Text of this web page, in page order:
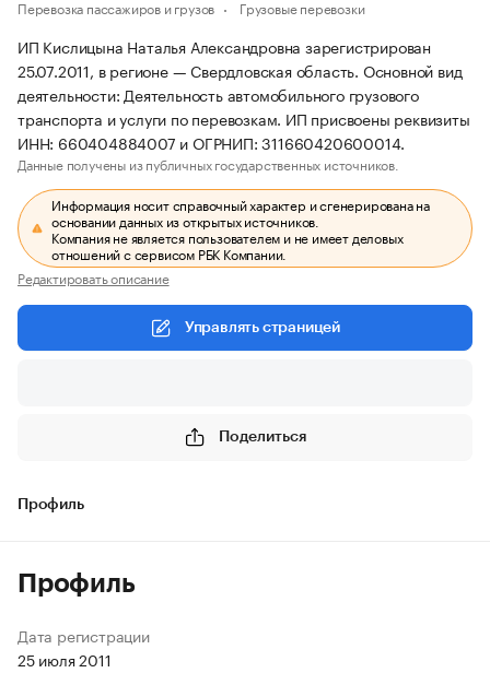
Перевозка пассажиров и грузов Грузовые перевозки
ИП Кислицына Наталья Александровна зарегистрирован
25.07.2011, в регионе — Свердловская область. Основной вид
деятельности: Деятельность автомобильного грузового
транспорта и услуги по перевозкам. ИП присвоены реквизиты
ИНН: 660404884007 и ОГРНИП: 311660420600014.
Данные получены из публичных государственных источников.
Информация носит справочный характер и сгенерирована на
основании данных из открытых источников.
Компания не является пользователем и не имеет деловых
отношений с сервисом РБК Компании.
Редактировать описание
Управлять страницей
Поделиться
Профиль
Профиль
Дата регистрации
25 июля 2011